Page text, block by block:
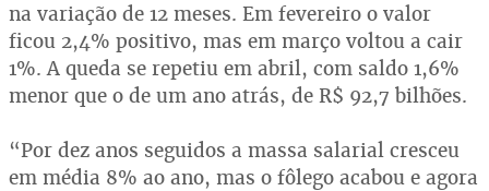
na variação de 12 meses. Em fevereiro o valor
ficou 2,4% positivo, mas em março voltou a cair
1%. A queda se repetiu em abril, com saldo 1,6%
menor que o de um ano atrás, de R$ 92,7 bilhões.
“Por dez anos seguidos a massa salarial cresceu
em média 8% ao ano, mas o fôlego acabou e agora